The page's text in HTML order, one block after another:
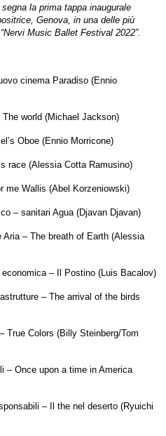
la prima tappa inaugurale
Genova, in una delle più
Music Ballet Festival 2022”.
cinema Paradiso (Ennio
world (Michael Jackson)
Oboe (Ennio Morricone)
race (Alessia Cotta Ramusino)
me Wallis (Abel Korzeniowski)
– sanitari Agua (Djavan Djavan)
– The breath of Earth (Alessia
– Il Postino (Luis Bacalov)
– The arrival of the birds
True Colors (Billy Steinberg/Tom
– Once upon a time in America
– Il the nel deserto (Ryuichi